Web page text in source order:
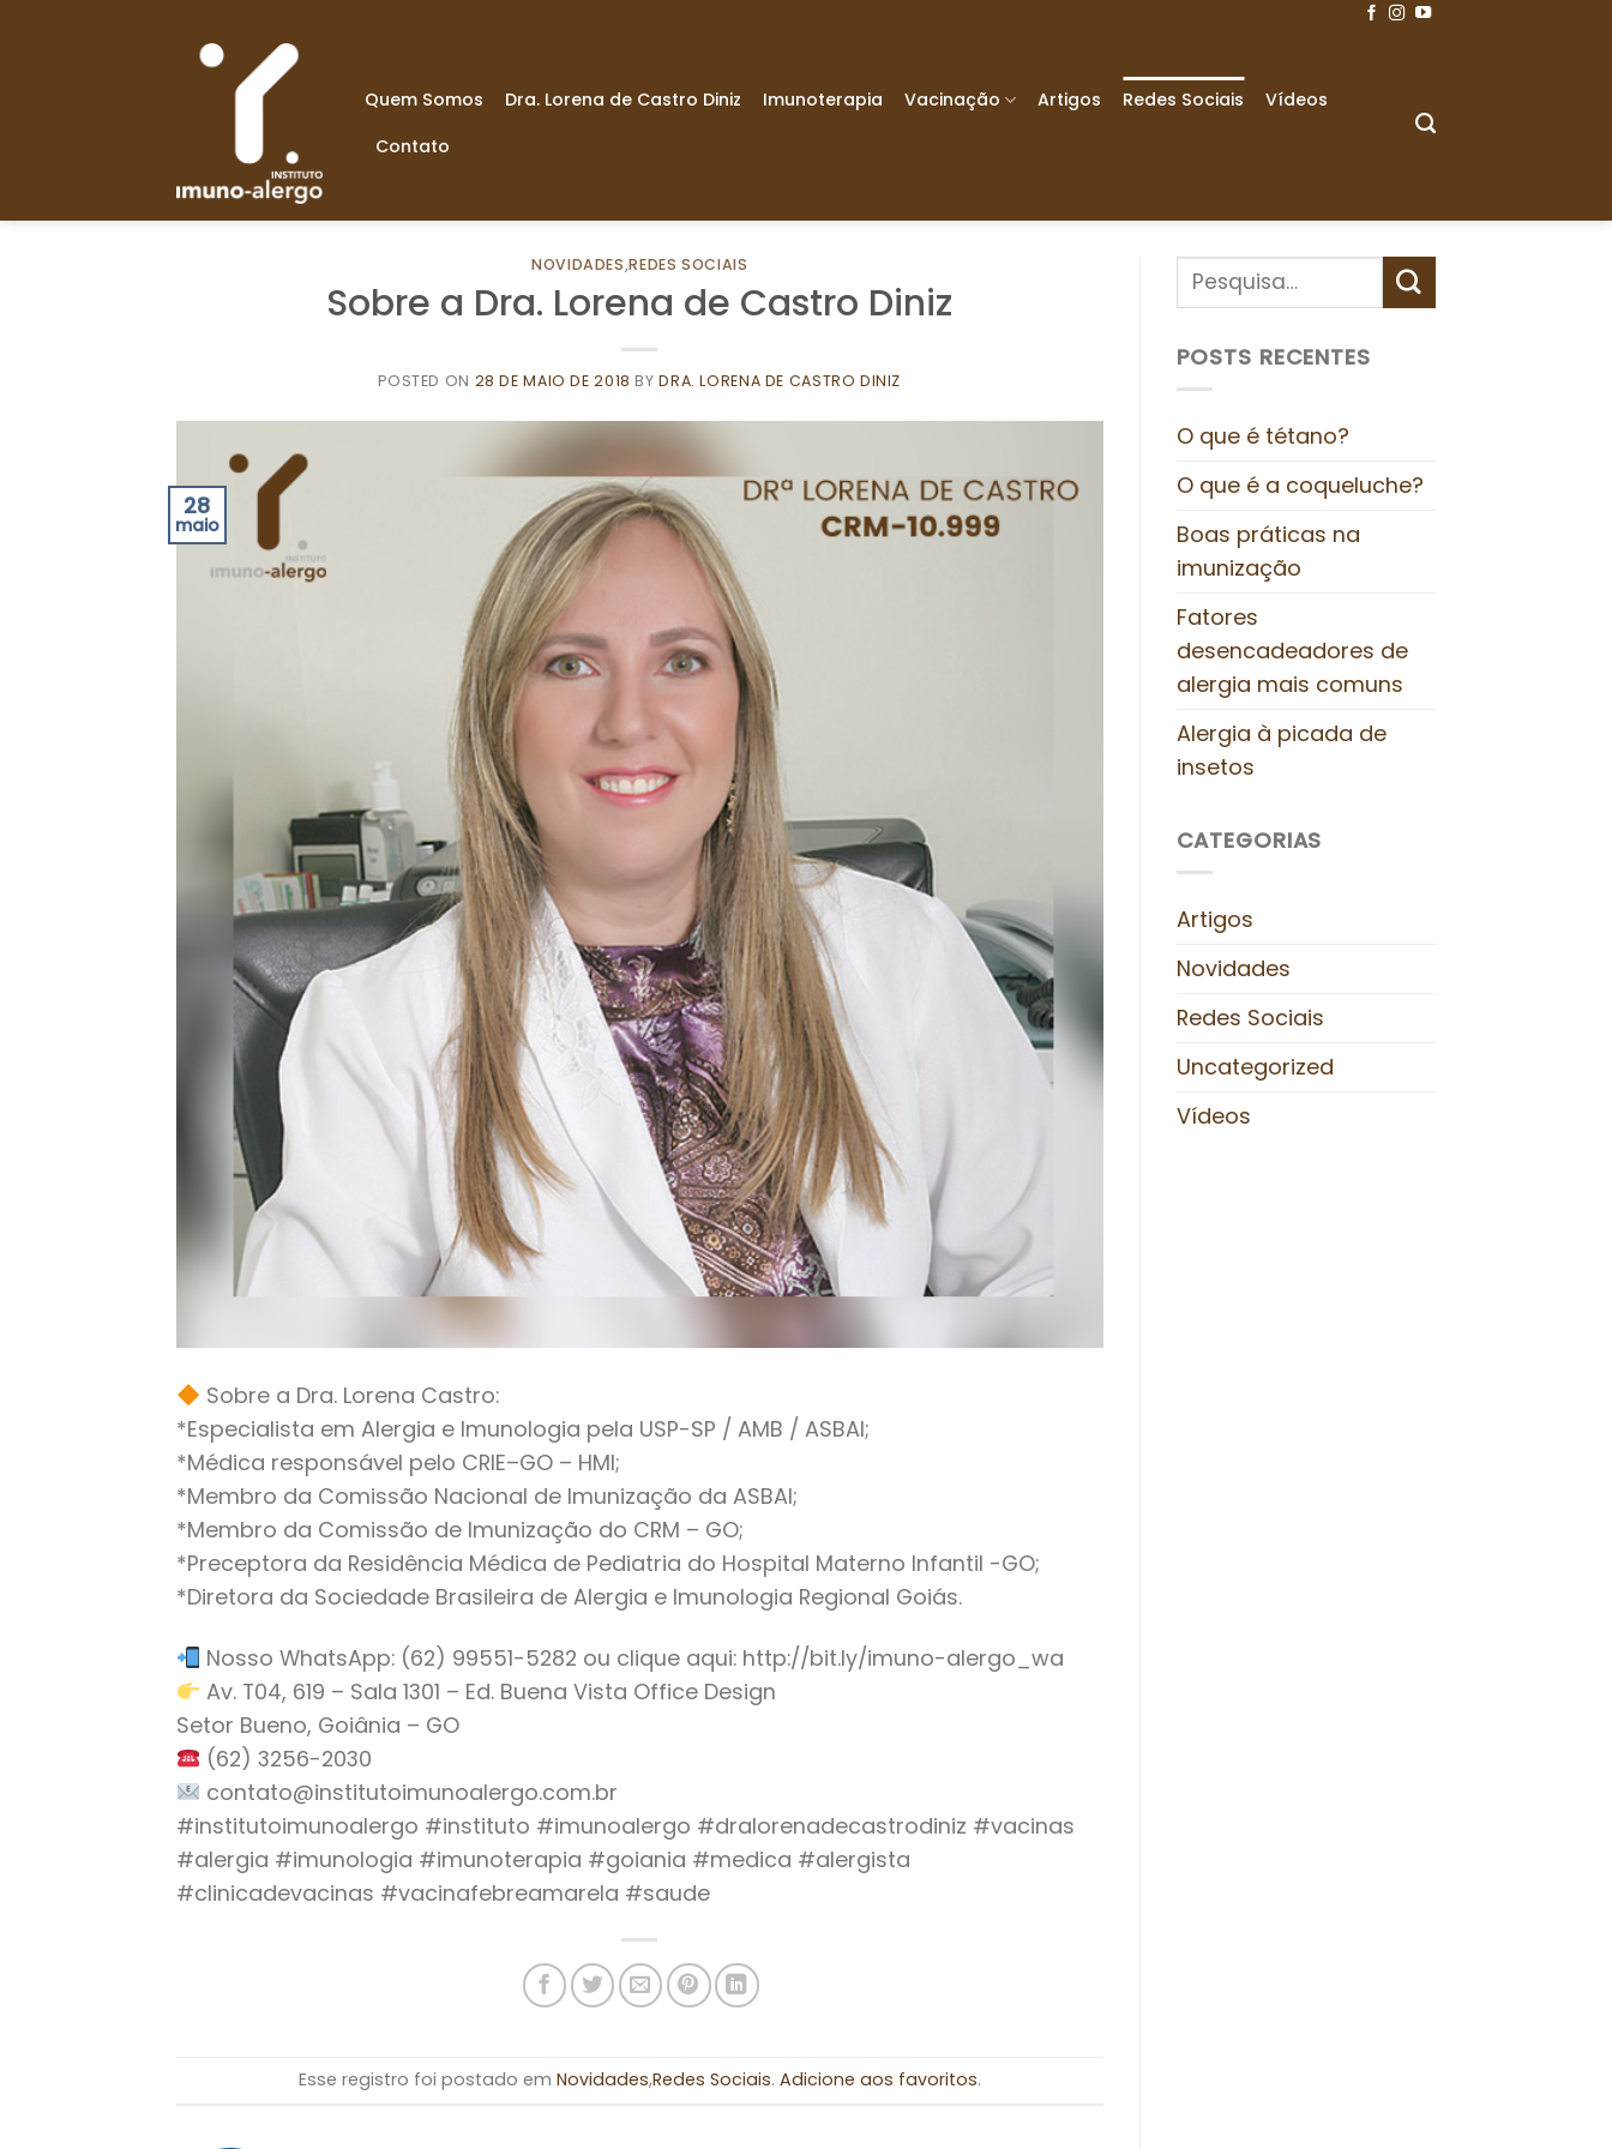
Quem Somos Dra. Lorena de Castro Diniz Imunoterapia Vacinação Artigos Redes Sociais
Vídeos
Contato
NOVIDADES,REDES SOCIAIS
Sobre a Dra. Lorena de Castro Diniz
POSTED ON 28 DE MAIO DE 2018 BYDRA. LORENA DE CASTRO DINIZ
28
maio
Sobre a Dra. Lorena Castro:
*Especialista em Alergia e Imunologia pela USP-SP / AMB / ASBAI;
*Médica responsável pelo CRIE–GO – HMI;
*Membro da Comissão Nacional de Imunização da ASBAI;
*Membro da Comissão de Imunização do CRM – GO;
*Preceptora da Residência Médica de Pediatria do Hospital Materno Infantil -GO;
*Diretora da Sociedade Brasileira de Alergia e Imunologia Regional Goiás.
Nosso WhatsApp: (62) 99551-5282 ou clique aqui: http://bit.ly/imuno-alergo_wa
Av. T04, 619 – Sala 1301 – Ed. Buena Vista Office Design
Setor Bueno, Goiânia – GO
(62) 3256-2030
contato@institutoimunoalergo.com.br
#institutoimunoalergo #instituto #imunoalergo #dralorenadecastrodiniz #vacinas
#alergia #imunologia #imunoterapia #goiania #medica #alergista
#clinicadevacinas #vacinafebreamarela #saude
Esse registro foi postado em Novidades,Redes Sociais. Adicione aos favoritos.
POSTS RECENTES
O que é tétano?
O que é a coqueluche?
Boas práticas na
imunização
Fatores
desencadeadores de
alergia mais comuns
Alergia à picada de
insetos
CATEGORIAS
Artigos
Novidades
Redes Sociais
Uncategorized
Vídeos